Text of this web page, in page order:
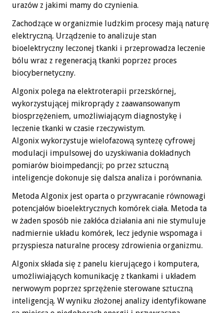
urazów z jakimi mamy do czynienia.
Zachodzące w organizmie ludzkim procesy mają naturę
elektryczną. Urządzenie to analizuje stan
bioelektryczny leczonej tkanki i przeprowadza leczenie
bólu wraz z regeneracją tkanki poprzez proces
biocybernetyczny.
Algonix polega na elektroterapii przezskórnej,
wykorzystującej mikroprądy z zaawansowanym
biosprzężeniem, umożliwiającym diagnostykę i
leczenie tkanki w czasie rzeczywistym.
Algonix wykorzystuje wielofazową syntezę cyfrowej
modulacji impulsowej do uzyskiwania dokładnych
pomiarów bioimpedancji; po przez sztuczną
inteligencje dokonuje się dalsza analiza i porównania.
Metoda Algonix jest oparta o przywracanie równowagi
potencjałów bioelektrycznych komórek ciała. Metoda ta
w żaden sposób nie zakłóca działania ani nie stymuluje
nadmiernie układu komórek, lecz jedynie wspomaga i
przyspiesza naturalne procesy zdrowienia organizmu.
Algonix składa się z panelu kierującego i komputera,
umożliwiających komunikację z tkankami i układem
nerwowym poprzez sprzężenie sterowane sztuczną
inteligencją. W wyniku złożonej analizy identyfikowane